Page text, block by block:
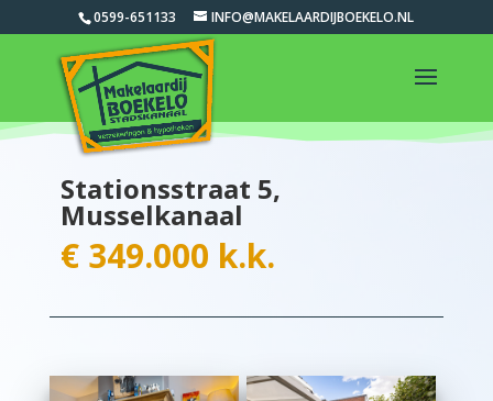
0599-651133 INFO@MAKELAARDIJBOEKELO.NL
Stationsstraat 5,
Musselkanaal
€ 349.000 k.k.